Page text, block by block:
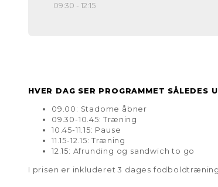
09:30 - 12:15
HVER DAG SER PROGRAMMET SÅLEDES
09.00: Stadome åbner
09.30-10.45: Træning
10.45-11.15: Pause
11.15-12.15: Træning
12.15: Afrunding og sandwich to go
I prisen er inkluderet 3 dages